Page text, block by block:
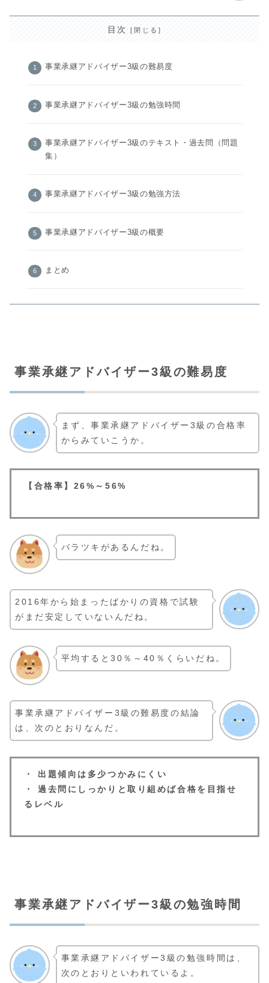
目次
事業承継アドバイザー3級の難易度
事業承継アドバイザー3級の勉強時間
事業承継アドバイザー3級のテキスト・過去問（問題
集）
事業承継アドバイザー3級の勉強方法
事業承継アドバイザー3級の概要
まとめ
事業承継アドバイザー3級の難易度
まず、事業承継アドバイザー3級の合格率
からみていこうか。
【合格率】26%～56%
バラツキがあるんだね。
2016年から始まったばかりの資格で試験
がまだ安定していないんだね。
平均すると30％～40％くらいだね。
事業承継アドバイザー3級の難易度の結論
は、次のとおりなんだ。
・ 出題傾向は多少つかみにくい
・ 過去問にしっかりと取り組めば合格を目指せ
るレベル
事業承継アドバイザー3級の勉強時間
事業承継アドバイザー3級の勉強時間は、
次のとおりといわれているよ。